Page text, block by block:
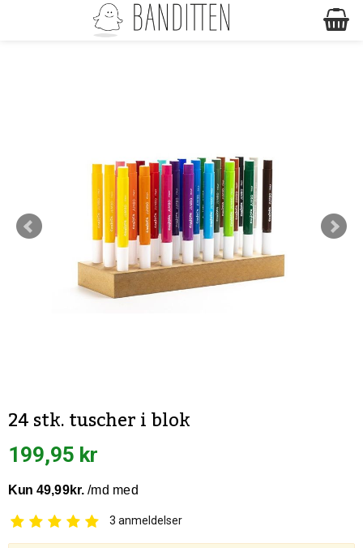
24 stk. tuscher i blok
199,95 kr
3 anmeldelser